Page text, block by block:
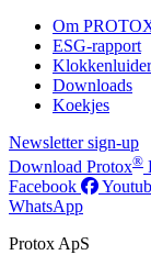
Om
ESG-rapport
Klokkenluider
Downloads
Koekjes
Newsletter sign-up
Download Protox®
Facebook
WhatsApp
Protox ApS